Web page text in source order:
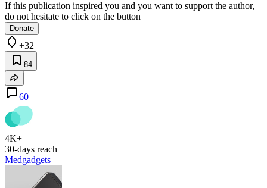
If this publication inspired you and you want to support the author,
do not hesitate to click on the button
Donate
+32
84
60
4K+
30-days reach
Medgadgets